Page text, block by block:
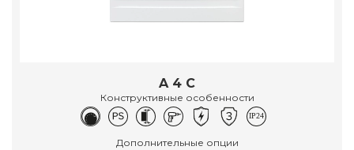
A 4 C
Конструктивные особенности
Дополнительные опции